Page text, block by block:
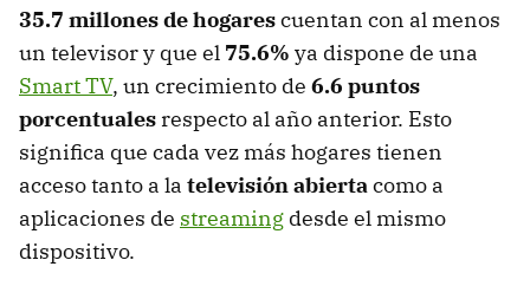
35.7 millones de hogarescuentan con al menos
un televisor y que el 75.6% ya dispone de una
Smart TV, un crecimiento de 6.6 puntos
porcentuales respecto al año anterior. Esto
significa que cada vez más hogares tienen
acceso tanto a la televisión abiertacomo a
aplicaciones de streaming desde el mismo
dispositivo.